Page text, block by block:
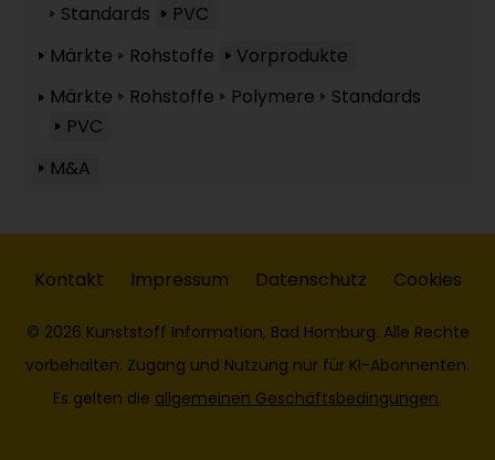
Standards
PVC
Märkte
Rohstoffe
Vorprodukte
Märkte
Rohstoffe Polymere
Standards
PVC
M&A
Kontakt Impressum Datenschutz Cookies
© 2026 Kunststoff Information, Bad Homburg. Alle Rechte
vorbehalten. Zugang und Nutzung nur für KI-Abonnenten.
Es gelten die allgemeinen Geschäftsbedingungen.